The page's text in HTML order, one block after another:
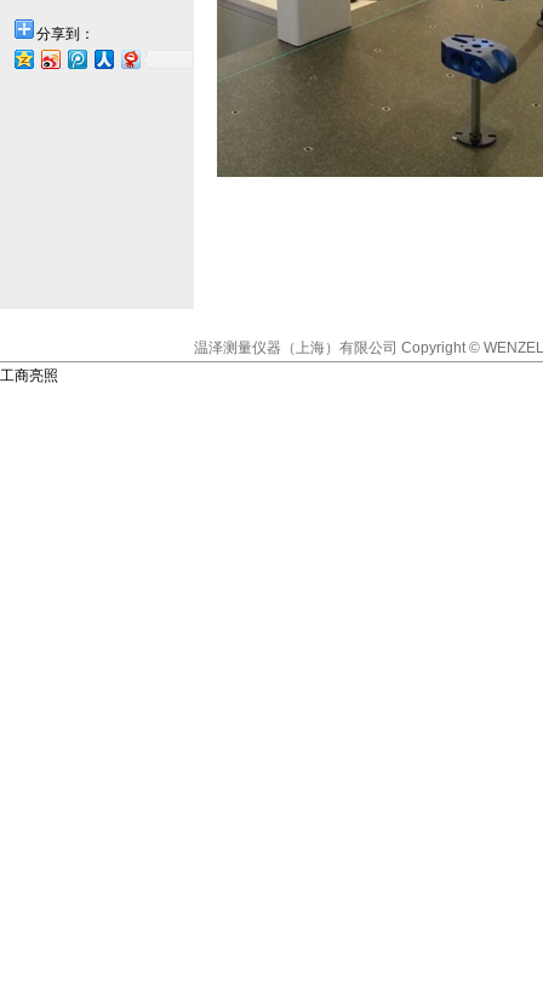
分享到：
温泽测量仪器（上海）有限公司 Copyright ©
工商亮照